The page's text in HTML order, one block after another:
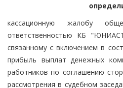
кассационную жалобу
ответственностью КБ
связанному с включением в
прибыль выплат денежных
работников по соглашению
рассмотрения в судебном